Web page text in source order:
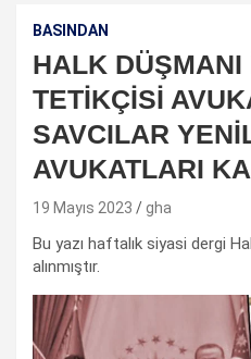
BASINDAN
HALK DÜŞMANI
TETİKÇİSİ
SAVCILAR
AVUKATLARI
19 Mayıs 2023 gha
Bu yazı haftalık siyasi dergi
alınmıştır.